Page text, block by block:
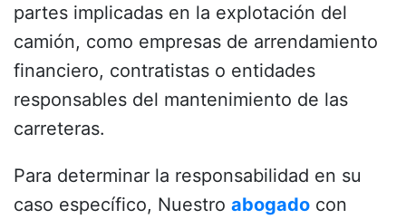
partes implicadas en la explotación del
camión, como empresas de arrendamiento
financiero, contratistas o entidades
responsables del mantenimiento de las
carreteras.
Para determinar la responsabilidad en su
caso específico, Nuestro abogado con